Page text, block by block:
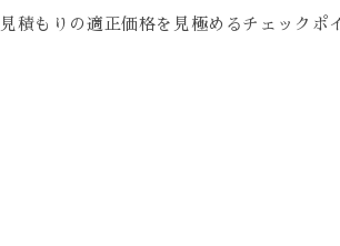
積もりの適正価格を見極めるチェックポ